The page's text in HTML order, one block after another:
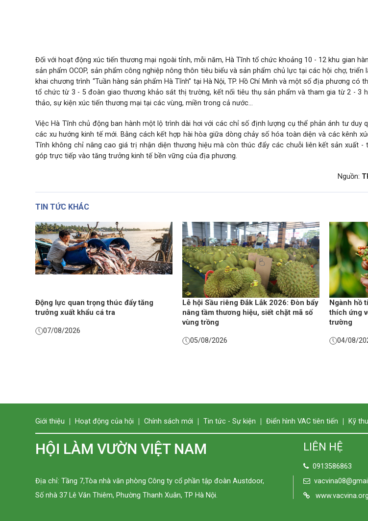
Đối với hoạt động xúc tiến thương mại ngoài tỉnh, mỗi năm, Hà Tĩnh tổ chức khoảng 10 - 12 khu gian
sản phẩm OCOP, sản phẩm công nghiệp nông thôn tiêu biểu và sản phẩm chủ lực tại các hội chợ, triển
khai chương trình “Tuần hàng sản phẩm Hà Tĩnh” tại Hà Nội, TP. Hồ Chí Minh và một số địa phương có
tổ chức từ 3 - 5 đoàn giao thương khảo sát thị trường, kết nối tiêu thụ sản phẩm và tham gia từ 2 - 3
thảo, sự kiện xúc tiến thương mại tại các vùng, miền trong cả nước...
Việc Hà Tĩnh chủ động ban hành một lộ trình dài hơi với các chỉ số định lượng cụ thể phản ánh tư duy
các xu hướng kinh tế mới. Bằng cách kết hợp hài hòa giữa dòng chảy số hóa toàn diện và các kênh
Tĩnh không chỉ nâng cao giá trị nhận diện thương hiệu mà còn thúc đẩy các chuỗi liên kết sản xuất -
góp trực tiếp vào tăng trưởng kinh tế bền vững của địa phương.
Nguồn:
TIN TỨC KHÁC
Động lực quan trọng thúc đẩy tăng
trưởng xuất khẩu cá tra
07/08/2026
Lễ hội Sầu riêng Đắk Lắk 2026: Đòn bẩy
nâng tầm thương hiệu, siết chặt mã số
vùng trồng
05/08/2026
Ngành hồ
thích ứng
trường
04/08/
Giới thiệu Hoạt động của hội Chính sách mới Tin tức - Sự kiện Điển hình VAC tiên tiến Kỹ
HỘI LÀM VƯỜN VIỆT NAM
Địa chỉ: Tầng 7,Tòa nhà văn phòng Công ty cổ phần tập đoàn Austdoor,
Số nhà 37 Lê Văn Thiêm, Phường Thanh Xuân, TP Hà Nội.
LIÊN HỆ
0913586863